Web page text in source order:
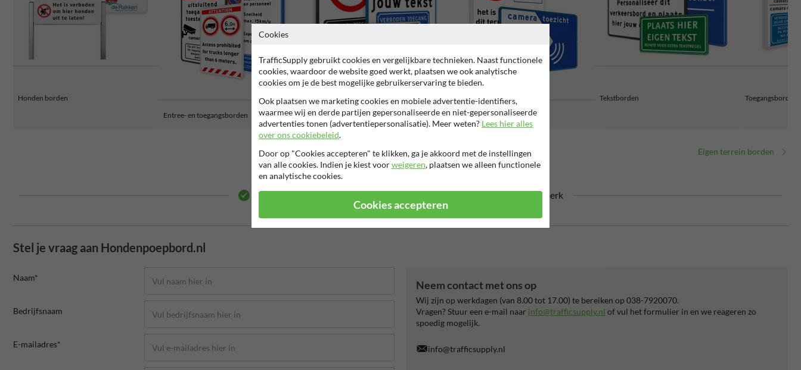
Honden borden
Entree- en toegangsborden
Verboden toegang borden
Camerabewaking borden
Tekstborden Toegangsborden
Eigen terrein borden
15 jaar garantie op reflecterende folie CE keurmerk
Stel je vraag aan Hondenpoepbord.nl
Naam*
Bedrijfsnaam
E-mailadres*
Neem contact met ons op
Wij zijn op werkdagen (van 8.00 tot 17.00) te bereiken op 038-7920070.
Vragen? Stuur een e-mail naar info@trafficsupply.nl of vul het formulier in en we reageren zo
spoedig mogelijk.
info@trafficsupply.nl
Cookies
TrafficSupply gebruikt cookies en vergelijkbare technieken. Naast functionele
cookies, waardoor de website goed werkt, plaatsen we ook analytische
cookies om je de best mogelijke gebruikerservaring te bieden.
Ook plaatsen we marketing cookies en mobiele advertentie-identifiers,
waarmee wij en derde partijen gepersonaliseerde en niet-gepersonaliseerde
advertenties tonen (advertentiepersonalisatie). Meer weten? Lees hier alles
over ons cookiebeleid.
Door op "Cookies accepteren" te klikken, ga je akkoord met de instellingen
van alle cookies. Indien je kiest voorweigeren, plaatsen we alleen functionele
en analytische cookies.
Cookies accepteren